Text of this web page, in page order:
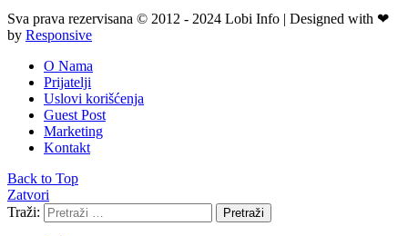
Sva prava rezervisana © 2012 - 2024 Lobi Info | Designed with ❤
by Responsive
O Nama
Prijatelji
Uslovi korišćenja
Guest Post
Marketing
Kontakt
Back to Top
Zatvori
Traži:
Pretraži